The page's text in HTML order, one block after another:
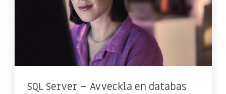
SQL Server – Avveckla en databas